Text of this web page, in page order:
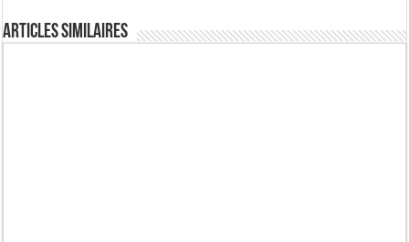
Articles similaires